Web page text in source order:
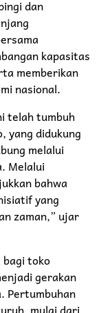
dan
kapasitas
memberikan
nasional.
telah tumbuh
yang didukung
melalui
Melalui
bahwa
yang
zaman,” ujar
bagi toko
gerakan
Pertumbuhan